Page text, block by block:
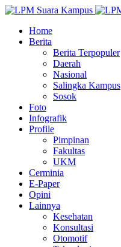
Home
Berita
Berita Terpopuler
Daerah
Nasional
Salingka Kampus
Sosok
Foto
Infografik
Profile
Pimpinan
Fakultas
UKM
Cerminia
E-Paper
Opini
Lainnya
Kesehatan
Konsultasi
Otomotif